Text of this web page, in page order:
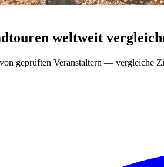
weltweit
geprüften Veranstaltern — vergleiche